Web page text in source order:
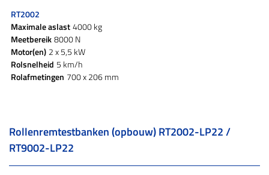
RT2002
Maximale aslast4000 kg
Meetbereik8000 N
Motor(en) 2 x 5,5 kW
Rolsnelheid 5 km/h
Rolafmetingen 700 x 206 mm
Rollenremtestbanken (opbouw) RT2002-LP22 /
RT9002-LP22